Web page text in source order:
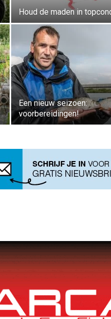
Houd de maden in
Een nieuw seizoen:
voorbereidingen!